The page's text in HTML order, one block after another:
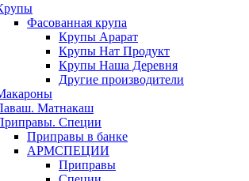
Фасованная крупа
Крупы Арарат
Крупы Нат Продукт
Крупы Наша Деревня
Другие производители
Матнакаш
Специи
Приправы в банке
АРМСПЕЦИИ
Приправы